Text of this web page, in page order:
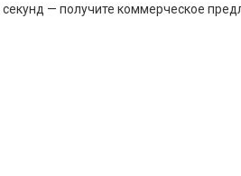
секунд — получите коммерческое